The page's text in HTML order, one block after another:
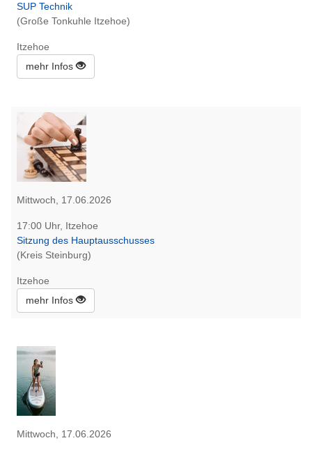
SUP Technik
(Große Tonkuhle Itzehoe)
Itzehoe
mehr Infos
Mittwoch, 17.06.2026
17:00 Uhr, Itzehoe
Sitzung des Hauptausschusses
(Kreis Steinburg)
Itzehoe
mehr Infos
Mittwoch, 17.06.2026